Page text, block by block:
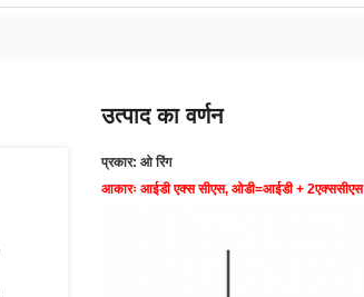
उत्पाद का वर्णन
प्रकार: ओ रिंग
आकारः आईडी एक्स सीएस, ओडी=आईडी + 2एक्ससीएस